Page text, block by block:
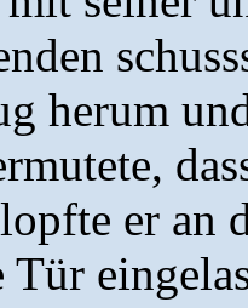
herum
er an